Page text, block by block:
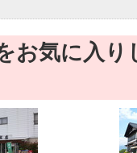
お気に入